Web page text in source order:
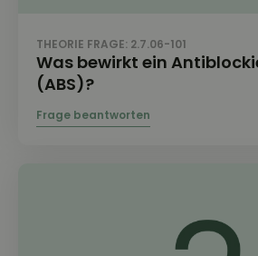
THEORIE FRAGE: 2.7.06-101
Was bewirkt ein
(ABS)?